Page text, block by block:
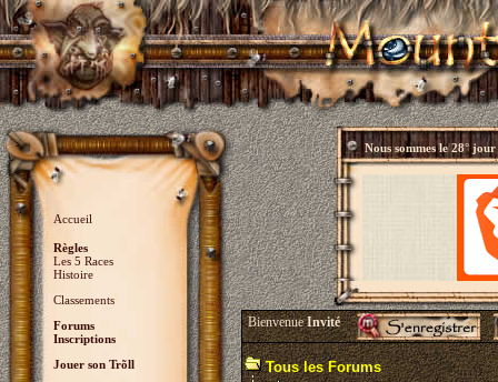
Accueil
Règles
Les 5 Races
Histoire
Classements
Forums
Inscriptions
Jouer son Trõll
Nous sommes le28° jour
BienvenueInvité
Tous les Forums